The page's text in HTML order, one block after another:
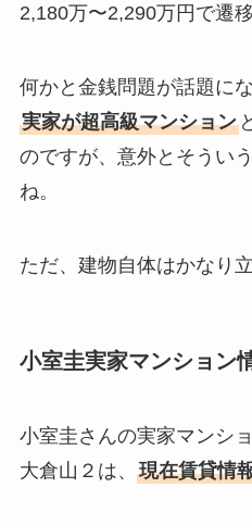
2,180万〜2,290万円で遷
何かと金銭問題が話題に
実家が超高級マンション
のですが、意外とそうい
ね。
ただ、建物自体はかなり
小室圭実家マンション
小室圭さんの実家マンシ
大倉山２は、 現在賃貸情